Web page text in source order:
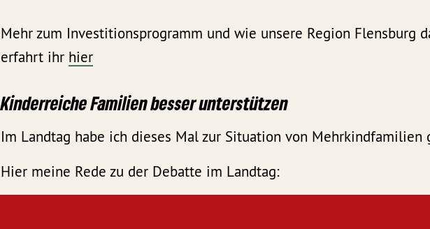
Mehr zum Investitionsprogramm und wie unsere Region Flensburg
erfahrt ihr hier
Kinderreiche Familien besser unterstützen
Im Landtag habe ich dieses Mal zur Situation von Mehrkindfamilien
Hier meine Rede zu der Debatte im Landtag: